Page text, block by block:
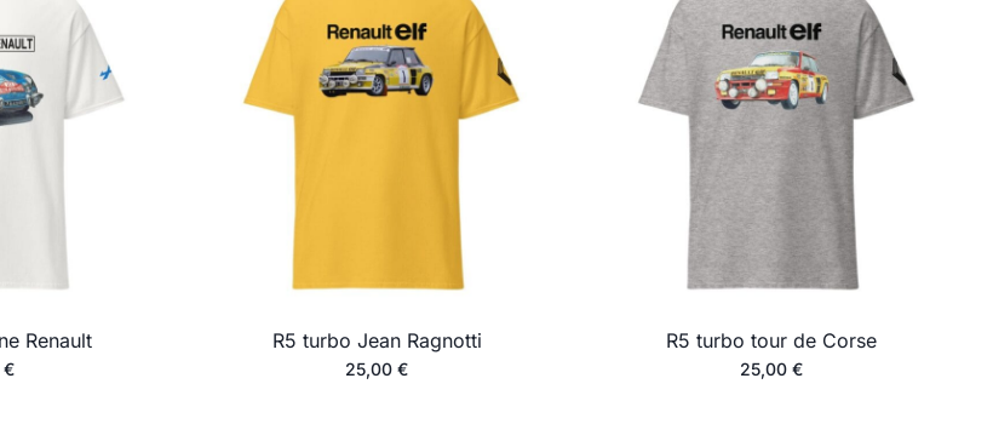
Renault
€
R5 turbo Jean Ragnotti
25,00 €
R5 turbo tour de Corse
25,00 €